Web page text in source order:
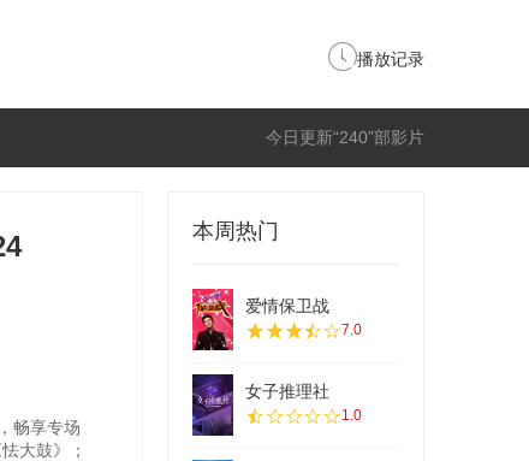
播放记录
今日更新“240”部影片
畅享专场
大鼓》；
本周热门
爱情保卫战
7.0
女子推理社
1.0